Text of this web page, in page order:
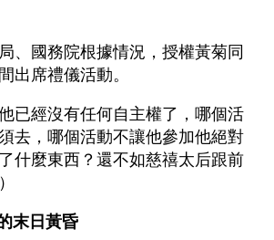
、國務院根據情況，授權黃菊同
出席禮儀活動。
已經沒有任何自主權了，哪個活
去，哪個活動不讓他參加他絕對
什麼東西？還不如慈禧太后跟前
末日黃昏